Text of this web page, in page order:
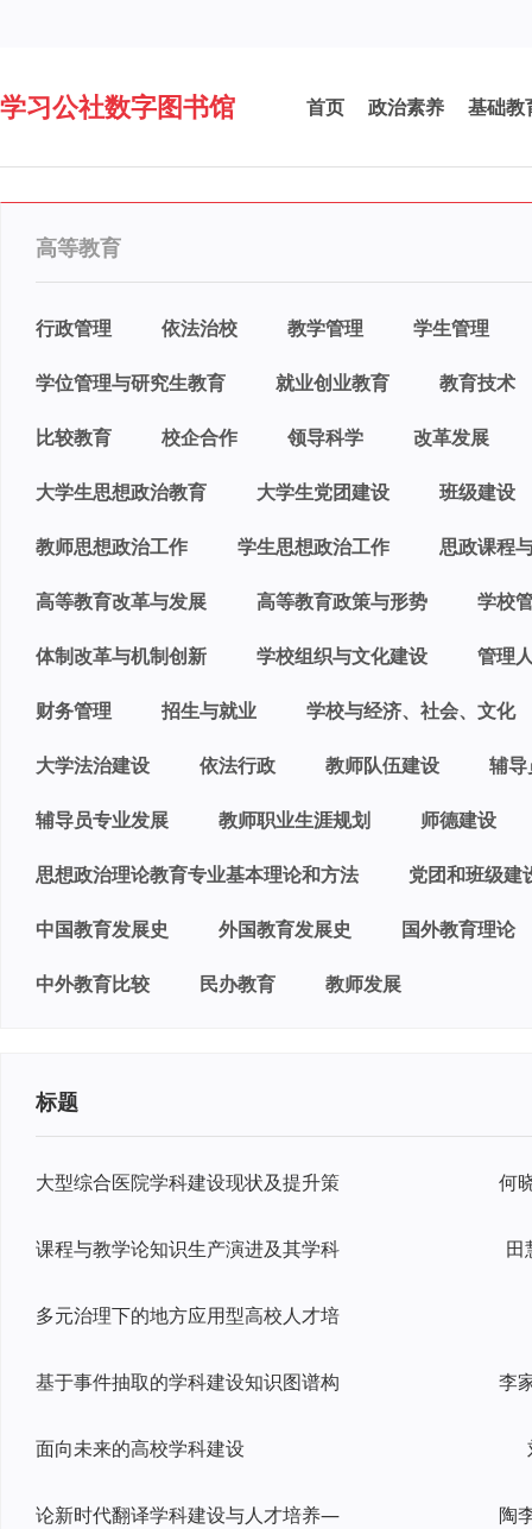
学习公社数字图书馆 首页 政治素养 基础教
高等教育
行政管理 依法治校 教学管理 学生管理
学位管理与研究生教育 就业创业教育 教育技术
比较教育 校企合作 领导科学 改革发展
大学生思想政治教育 大学生党团建设 班级建设
教师思想政治工作 学生思想政治工作 思政课程
高等教育改革与发展 高等教育政策与形势 学校
体制改革与机制创新 学校组织与文化建设 管理
财务管理 招生与就业 学校与经济、社会、文化
大学法治建设 依法行政 教师队伍建设 辅
辅导员专业发展 教师职业生涯规划 师德建设
思想政治理论教育专业基本理论和方法 党团和班级建
中国教育发展史 外国教育发展史 国外教育理论
中外教育比较 民办教育 教师发展
标题
大型综合医院学科建设现状及提升策
课程与教学论知识生产演进及其学科 田
多元治理下的地方应用型高校人才培
基于事件抽取的学科建设知识图谱构
面向未来的高校学科建设
论新时代翻译学科建设与人才培养—